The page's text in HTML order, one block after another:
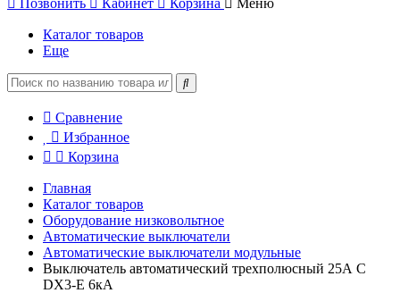
Позвонить
Кабинет Корзина Меню
Каталог товаров
Еще
Сравнение
Избранное
Корзина
Главная
Каталог товаров
Оборудование низковольтное
Автоматические выключатели
Автоматические выключатели модульные
Выключатель автоматический трехполюсный 25А C
DX3-E 6кА